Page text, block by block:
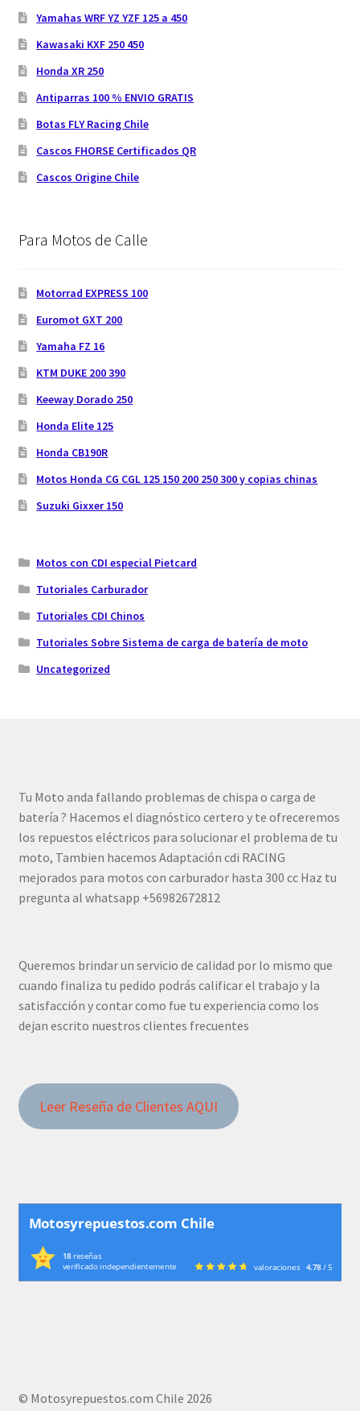
Yamahas WRF YZ YZF 125 a 450
Kawasaki KXF 250 450
Honda XR 250
Antiparras 100 % ENVIO GRATIS
Botas FLY Racing Chile
Cascos FHORSE Certificados QR
Cascos Origine Chile
Para Motos de Calle
Motorrad EXPRESS 100
Euromot GXT 200
Yamaha FZ 16
KTM DUKE 200 390
Keeway Dorado 250
Honda Elite 125
Honda CB190R
Motos Honda CG CGL 125 150 200 250 300 y copias chinas
Suzuki Gixxer 150
Motos con CDI especial Pietcard
Tutoriales Carburador
Tutoriales CDI Chinos
Tutoriales Sobre Sistema de carga de batería de moto
Uncategorized
Tu Moto anda fallando problemas de chispa o carga de
batería ? Hacemos el diagnóstico certero y te ofreceremos
los repuestos eléctricos para solucionar el problema de tu
moto, Tambien hacemos Adaptación cdi RACING
mejorados para motos con carburador hasta 300 cc Haz tu
pregunta al whatsapp +56982672812
Queremos brindar un servicio de calidad por lo mismo que
cuando finaliza tu pedido podrás calificar el trabajo y la
satisfacción y contar como fue tu experiencia como los
dejan escrito nuestros clientes frecuentes
Leer Reseña de Clientes AQUI
Motosyrepuestos.com Chile
18reseñas
verificado independientemente
valoraciones 4.78/ 5
© Motosyrepuestos.com Chile 2026